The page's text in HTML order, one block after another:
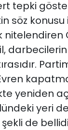
tepki
söz konusu
nitelendiren
yeniden
yeri
de